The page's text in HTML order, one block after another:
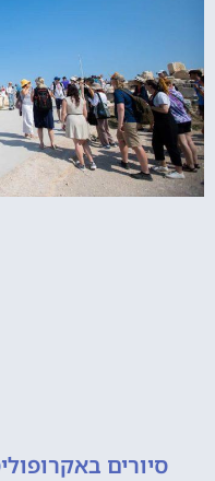
באקרופוליס